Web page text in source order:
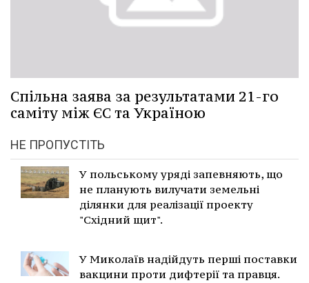
Спільна заява за результатами 21-го
саміту між ЄC та Україною
НЕ ПРОПУСТІТЬ
У польському уряді запевняють, що
не планують вилучати земельні
ділянки для реалізації проекту
"Східний щит".
У Миколаїв надійдуть перші поставки
вакцини проти дифтерії та правця.